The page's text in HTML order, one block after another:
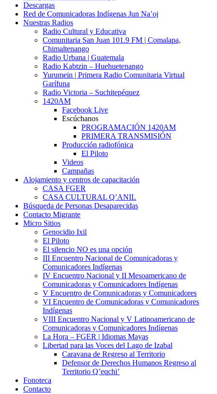
Descargas
Red de Comunicadoras Indígenas Jun Na’oj
Nuestras Radios
Radio Cultural y Educativa
Comunitaria San Juan 101.9 FM | Comalapa,
Chimaltenango
Radio Urbana | Guatemala
Radio Kabtzin – Huehuetenango
Yurumein | Primera Radio Comunitaria Virtual
Garífuna
Radio Victoria – Suchitepéquez
1420AM
Facebook Live
Escúchanos
PROGRAMACIÓN 1420AM
PRIMERA TRANSMISIÓN
Producción radiofónica
El Piloto
Videos
Campañas
Alojamiento y centros de capacitación
CASA FGER
CASA CULTURAL Q’ANIL
Búsqueda de Personas Desaparecidas
Contacto Migrante
Micro Sitios
Genocidio Ixil
El Piloto
El silencio NO es una opción
III Encuentro Nacional de Comunicadoras y
Comunicadores Indígenas
IV Encuentro Nacional y II Mesoamericano de
Comunicadoras y Comunicadores Indígenas
V Encuentro de Comunicadoras y Comunicadores
VI Encuentro de Comunicadoras y Comunicadores
Indígenas
VIII Encuentro Nacional y V Latinoamericano de
Comunicadoras y Comunicadores Indígenas
La Hora – FGER | Idiomas Mayas
Libertad para las Voces del Lago de Izabal
Caravana de Regreso al Territorio
Defensor de Derechos Humanos Regreso al
Territorio Q’eqchi’
Fonoteca
Contacto